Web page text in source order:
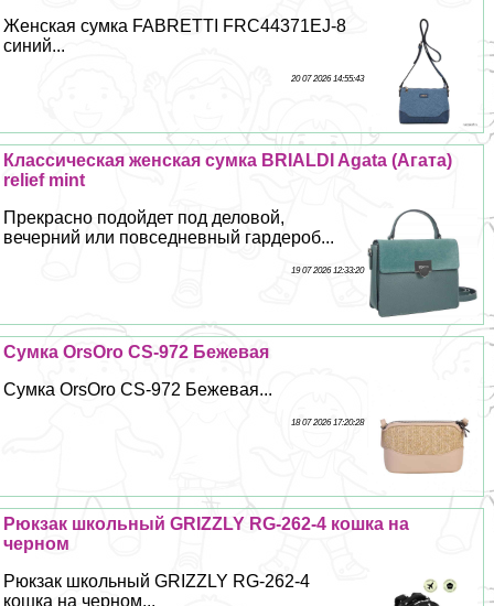
Женская сумка FABRETTI FRC44371EJ-8
синий...
20 07 2026 14:55:43
Классическая женская сумка BRIALDI Agata (Агата)
relief mint
Прекрасно подойдет под деловой,
вечерний или повседневный гардероб...
19 07 2026 12:33:20
Сумка OrsOro CS-972 Бежевая
Сумка OrsOro CS-972 Бежевая...
18 07 2026 17:20:28
Рюкзак школьный GRIZZLY RG-262-4 кошка на
черном
Рюкзак школьный GRIZZLY RG-262-4
кошка на черном...